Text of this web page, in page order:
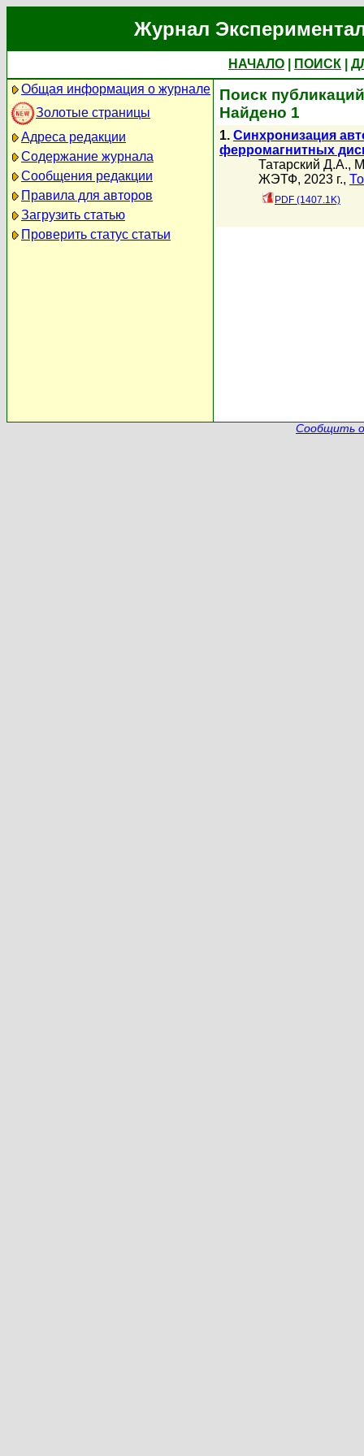
Журнал
НАЧАЛО ПОИСК
Общая информация о журнале
Золотые страницы
Адреса редакции
Содержание журнала
Сообщения редакции
Правила для авторов
Загрузить статью
Проверить статус статьи
Поиск
Найдено 1
1. Синхронизация
ферромагнитных
Татарский Д.А.,
ЖЭТФ, 2023 г.,
PDF (1407.1K)
Сообщить о